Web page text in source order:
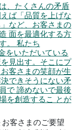
、たくさんの矛盾
ば「品質を上げな
など、お客さまの
面を最適化する方
。 私たち
をいただいている
見出す。そこにプ
客さまの笑顔が生
できそうにない矛
で 諦めないで最後
を創造するこ とが
客さまのご要望